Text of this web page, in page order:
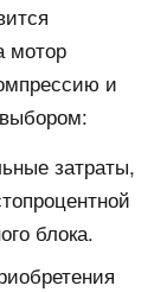
мотор
и
затраты,
блока.